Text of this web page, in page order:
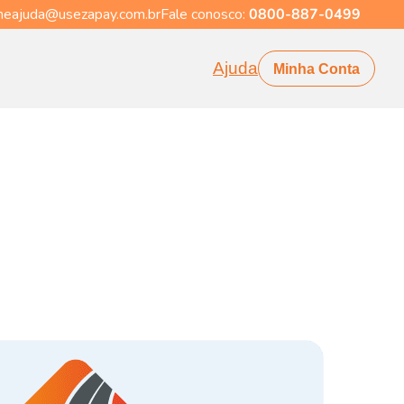
Fale conosco: 0800-887-0499
Ajuda Minha Conta